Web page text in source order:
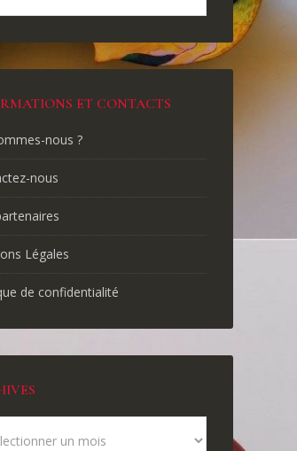
ET CONTACTS
nous ?
nous
Légales
de confidentialité